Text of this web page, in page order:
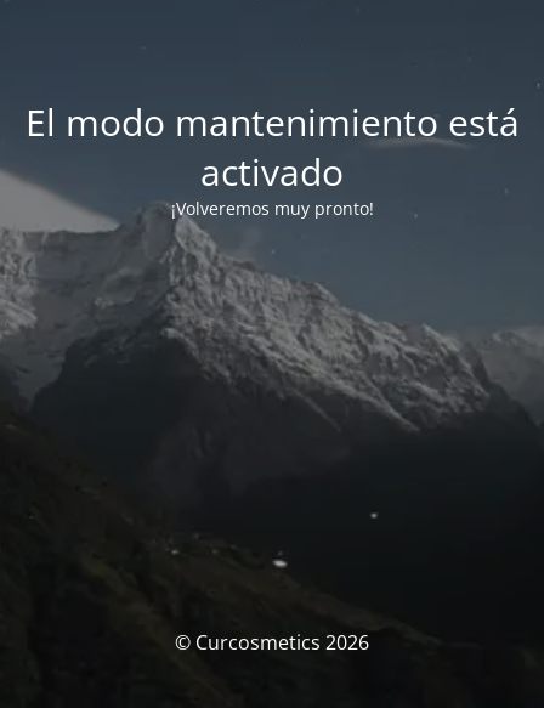
El modo mantenimiento está
activado
¡Volveremos muy pronto!
© Curcosmetics 2026